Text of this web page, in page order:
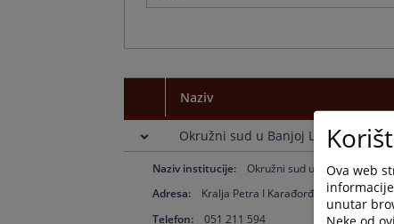
Naziv
Okružni sud u Banjoj Luci
Naziv institucije:
Okružni sud u Banjoj Luci
Adresa:
Kralja Petra I Karađorđevića 12, 78000
Telefon:
051 211 594
Ova web
unutar
Neke od